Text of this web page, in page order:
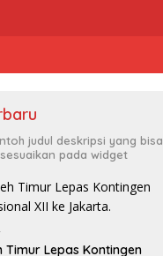
judul deskripsi yang bisa
pada widget
Timur Lepas Kontingen